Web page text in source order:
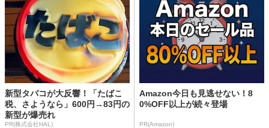
新型タバコが大反響！「たばこ
税、さようなら」600円→83円の
新型が爆売れ
PR(株式会社HAL)
Amazon今日も見逃せない！8
0%OFF以上が続々登場
PR(Amazon)